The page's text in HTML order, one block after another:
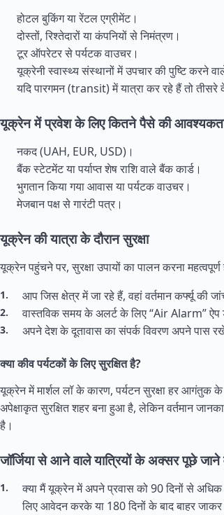
होटल बुकिंग या रेंटल एग्रीमेंट।
दोस्तों, रिश्तेदारों या कंपनियों से निमंत्रण।
टूर ऑपरेटर से पर्यटक वाउचर।
यूक्रेनी स्वास्थ्य संस्थानों में उपचार की पुष्टि करने
यदि पारगमन (transit) में यात्रा कर रहे हैं तो
यूक्रेन में प्रवेश के लिए कितने पैसे की
नकद (UAH, EUR, USD)।
बैंक स्टेटमेंट या पर्याप्त शेष राशि वाले बैंक कार्ड।
भुगतान किया गया आवास या पर्यटक वाउचर।
मेजबान पक्ष से गारंटी पत्र।
यूक्रेन की यात्रा के दौरान सुरक्षा
यूक्रेन पहुंचने पर, सुरक्षा उपायों का पालन करना महत्वपूर्ण
आप जिस क्षेत्र में जा रहे हैं, वहां वर्तमान कर्फ्यू की
वास्तविक समय के अलर्ट के लिए “Air Alarm” ऐप
अपने देश के दूतावास का संपर्क विवरण अपने पास
क्या कीव पर्यटकों के लिए सुरक्षित है?
यूक्रेन में मार्शल लॉ के कारण, पर्यटन सुरक्षा हर आगंतुक
अपेक्षाकृत सुरक्षित शहर बना हुआ है, लेकिन वर्तमान
है।
जॉर्जिया से आने वाले यात्रियों के अक्सर पूछे जाने
क्या मैं यूक्रेन में अपने प्रवास को 90 दिनों से अधिक
लिए आवेदन करके या 180 दिनों के बाद बाहर